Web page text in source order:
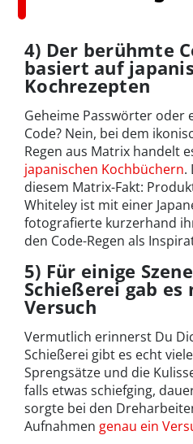
4) Der berühmte
basiert auf
Kochrezepten
Geheime Passwörter oder
Code? Nein, bei dem
Regen aus Matrix handelt
japanischen Kochbüchern.
diesem Matrix-Fakt:
Whiteley ist mit einer
fotografierte kurzerhand
den Code-Regen als
5) Für einige
Schießerei gab es
Versuch
Vermutlich erinnerst Du
Schießerei gibt es echt
Sprengsätze und die
falls etwas schiefging,
sorgte bei den
Aufnahmen genau ein